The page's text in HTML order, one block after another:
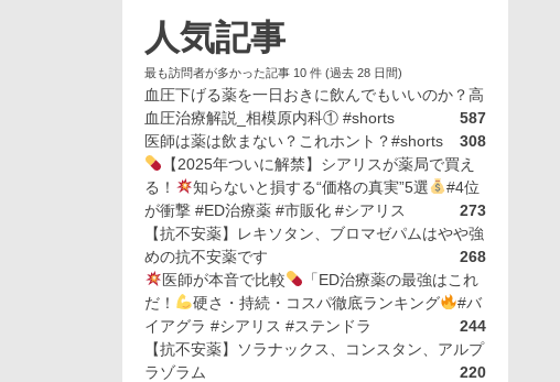
人気記事
最も訪問者が多かった記事 10 件 (過去 28 日間)
血圧下げる薬を一日おきに飲んでもいいのか？高
血圧治療解説_相模原内科① #shorts
587
医師は薬は飲まない？これホント？#shorts
308
【2025年ついに解禁】シアリスが薬局で買え
る！
知らないと損する“価格の真実”5選
#4位
が衝撃 #ED治療薬 #市販化 #シアリス
273
【抗不安薬】レキソタン、ブロマゼパムはやや強
めの抗不安薬です
268
医師が本音で比較
「ED治療薬の最強はこれ
だ！
硬さ・持続・コスパ徹底ランキング
#バ
イアグラ #シアリス #ステンドラ
244
【抗不安薬】ソラナックス、コンスタン、アルプ
ラゾラム
220